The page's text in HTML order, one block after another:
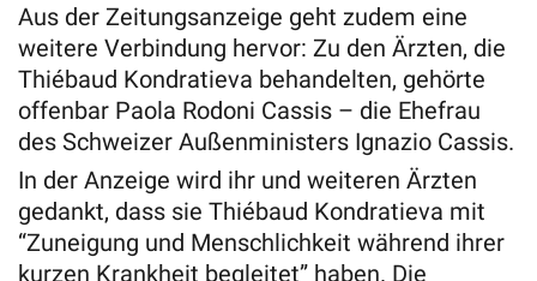
Aus der Zeitungsanzeige geht zudem eine
weitere Verbindung hervor: Zu den Ärzten, die
Thiébaud Kondratieva behandelten, gehörte
offenbar Paola Rodoni Cassis – die Ehefrau
des Schweizer Außenministers Ignazio Cassis.
In der Anzeige wird ihr und weiteren Ärzten
gedankt, dass sie Thiébaud Kondratieva mit
“Zuneigung und Menschlichkeit während ihrer
kurzen Krankheit begleitet” haben. Die